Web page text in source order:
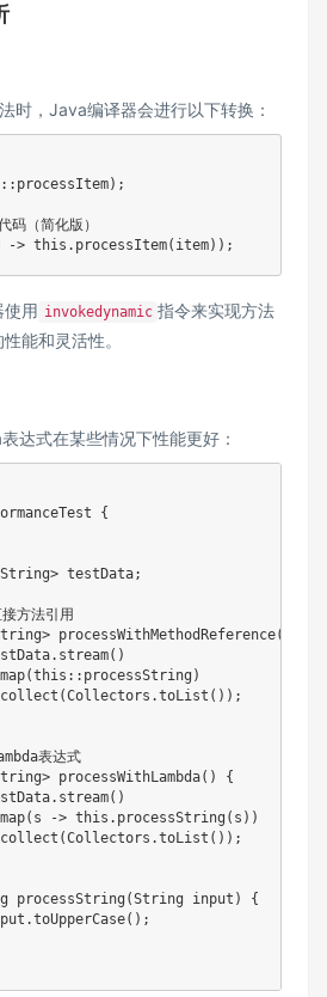
时，Java编译器会进行以下转换：
:: processItem) ;
（简化版）
-> this . processItem( item) ) ;
使用 invokedynamic 指令来实现方法
能和灵活性。
达式在某些情况下性能更好：
{
String> testData;
方法引用
> processWithMethodReference(
. stream( )
map(this :: processString )
collect (Collectors .toList ( ) ) ;
表达式
> processWithLambda( )
{
. stream( )
map( s -> this . processString ( s ) )
collect (Collectors .toList ( ) ) ;
processString (String input )
{
.toUpperCase( ) ;